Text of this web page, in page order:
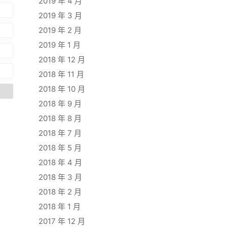
2019 年 3 月
2019 年 2 月
2019 年 1 月
2018 年 12 月
2018 年 11 月
2018 年 10 月
2018 年 9 月
2018 年 8 月
2018 年 7 月
2018 年 5 月
2018 年 4 月
2018 年 3 月
2018 年 2 月
2018 年 1 月
2017 年 12 月